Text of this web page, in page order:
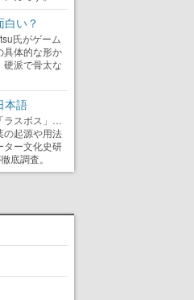
白い？
氏がゲーム
具体的な形か
硬派で骨太な
本語
ラスボス」…
の起源や用法
ター文化史研
底調査。